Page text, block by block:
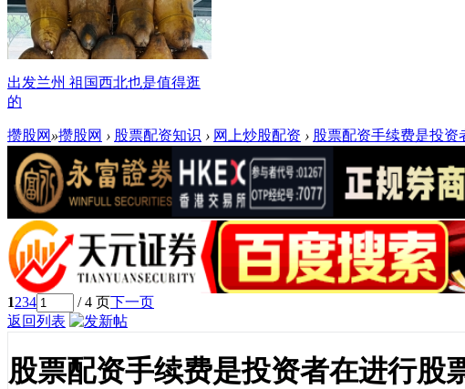
出发兰州 祖国西北也是值得逛
的
攒股网 »攒股网 › 股票配资知识 › 网上炒股配资 › 股票配资手续费是投资
1234 / 4 页下一页
返回列表
股票配资手续费是投资者在进行股